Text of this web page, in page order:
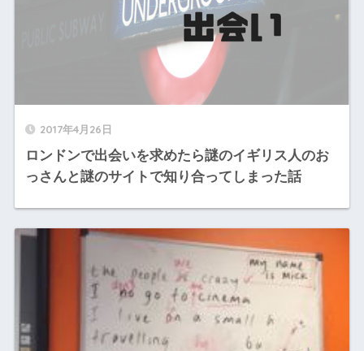
2017年4月26日
ロンドンで出会いを求めたら謎のイギリス人のお
っさんと謎のサイトで知り合ってしまった話